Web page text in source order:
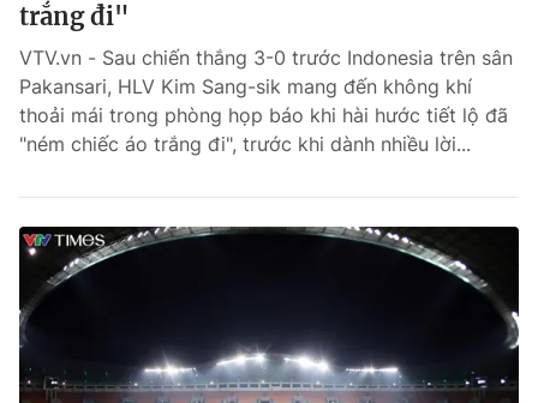
trắng đi"
VTV.vn - Sau chiến thắng 3-0 trước Indonesia trên sân
Pakansari, HLV Kim Sang-sik mang đến không khí
thoải mái trong phòng họp báo khi hài hước tiết lộ đã
"ném chiếc áo trắng đi", trước khi dành nhiều lời...